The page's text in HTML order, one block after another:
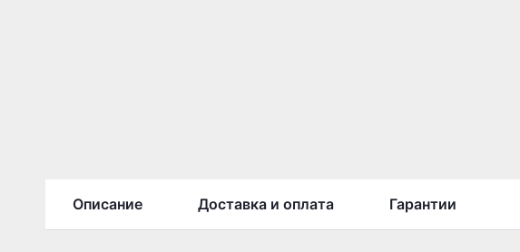
Описание Доставка и оплата Гарантии